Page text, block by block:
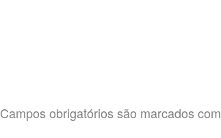
Campos obrigatórios são marcados com